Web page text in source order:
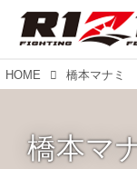
HOME 橋本マナミ
橋本マ